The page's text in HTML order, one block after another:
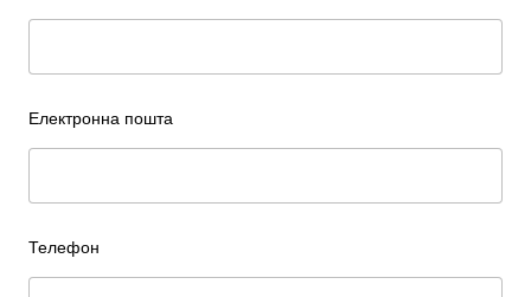
Електронна пошта
Телефон